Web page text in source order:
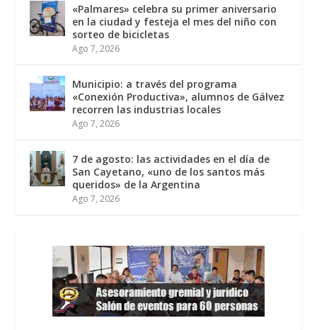
«Palmares» celebra su primer aniversario
en la ciudad y festeja el mes del niño con
sorteo de bicicletas
Ago 7, 2026
Municipio: a través del programa
«Conexión Productiva», alumnos de Gálvez
recorren las industrias locales
Ago 7, 2026
7 de agosto: las actividades en el día de
San Cayetano, «uno de los santos más
queridos» de la Argentina
Ago 7, 2026